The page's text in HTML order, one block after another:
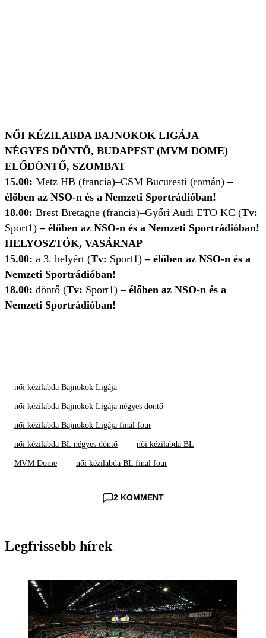
NŐI KÉZILABDA BAJNOKOK LIGÁJA
NÉGYES DÖNTŐ, BUDAPEST (MVM DOME)
ELŐDÖNTŐ, SZOMBAT
15.00: Metz HB (francia)–CSM Bucuresti (román)–
élőben az NSO-n és a Nemzeti Sportrádióban!
18.00: Brest Bretagne (francia)–Győri Audi ETO KC (Tv:
Sport1)– élőben az NSO-n és a Nemzeti Sportrádióban!
HELYOSZTÓK, VASÁRNAP
15.00: a 3. helyért (Tv: Sport1)– élőben az NSO-n és a
Nemzeti Sportrádióban!
18.00: döntő (Tv: Sport1)– élőben az NSO-n és a
Nemzeti Sportrádióban!
női kézilabda Bajnokok Ligája
női kézilabda Bajnokok Ligája négyes döntő
női kézilabda Bajnokok Ligája final four
női kézilabda BL négyes döntő női kézilabda BL
MVM Dome női kézilabda BL final four
2 KOMMENT
Legfrissebb hírek